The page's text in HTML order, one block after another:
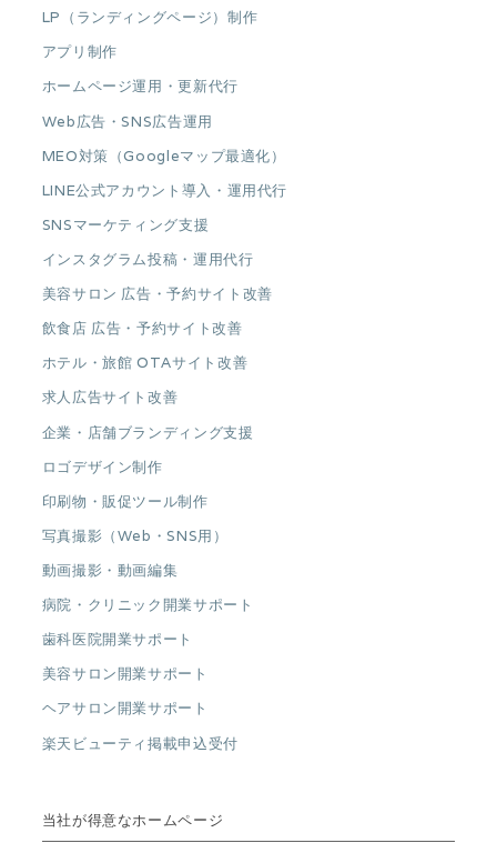
LP（ランディングページ）制作
アプリ制作
ホームページ運用・更新代行
Web広告・SNS広告運用
MEO対策（Googleマップ最適化）
LINE公式アカウント導入・運用代行
SNSマーケティング支援
インスタグラム投稿・運用代行
美容サロン 広告・予約サイト改善
飲食店 広告・予約サイト改善
ホテル・旅館 OTAサイト改善
求人広告サイト改善
企業・店舗ブランディング支援
ロゴデザイン制作
印刷物・販促ツール制作
写真撮影（Web・SNS用）
動画撮影・動画編集
病院・クリニック開業サポート
歯科医院開業サポート
美容サロン開業サポート
ヘアサロン開業サポート
楽天ビューティ掲載申込受付
当社が得意なホームページ